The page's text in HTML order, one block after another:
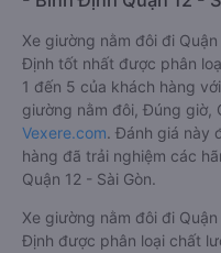
Xe giường nằm đôi đi
Định tốt nhất được phân
1 đến 5 của khách hàng
giường nằm đôi, Đúng giờ,
Vexere.com. Đánh giá này
hàng đã trải nghiệm các
Quận 12 - Sài Gòn.
Xe giường nằm đôi đi
Định được phân loại chất